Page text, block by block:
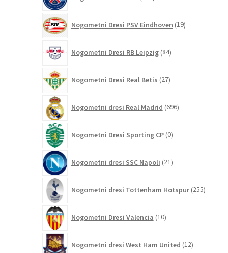
Nogometni Dresi PSV Eindhoven 19izdelkov
Nogometni Dresi RB Leipzig 84izdelkov
Nogometni Dresi Real Betis 27izdelkov
Nogometni dresi Real Madrid 696izdelkov
Nogometni Dresi Sporting CP 0izdelkov
Nogometni dresi SSC Napoli 21izdelkov
Nogometni dresi Tottenham Hotspur 255
Nogometni Dresi Valencia 10izdelkov
Nogometni dresi West Ham United 12izdelkov